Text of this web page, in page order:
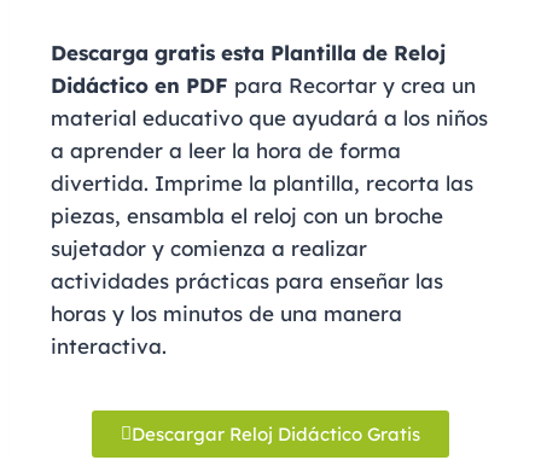
Descarga gratis esta Plantilla de Reloj
Didáctico en PDF para Recortar y crea un
material educativo que ayudará a los niños
a aprender a leer la hora de forma
divertida. Imprime la plantilla, recorta las
piezas, ensambla el reloj con un broche
sujetador y comienza a realizar
actividades prácticas para enseñar las
horas y los minutos de una manera
interactiva.
Descargar Reloj Didáctico Gratis